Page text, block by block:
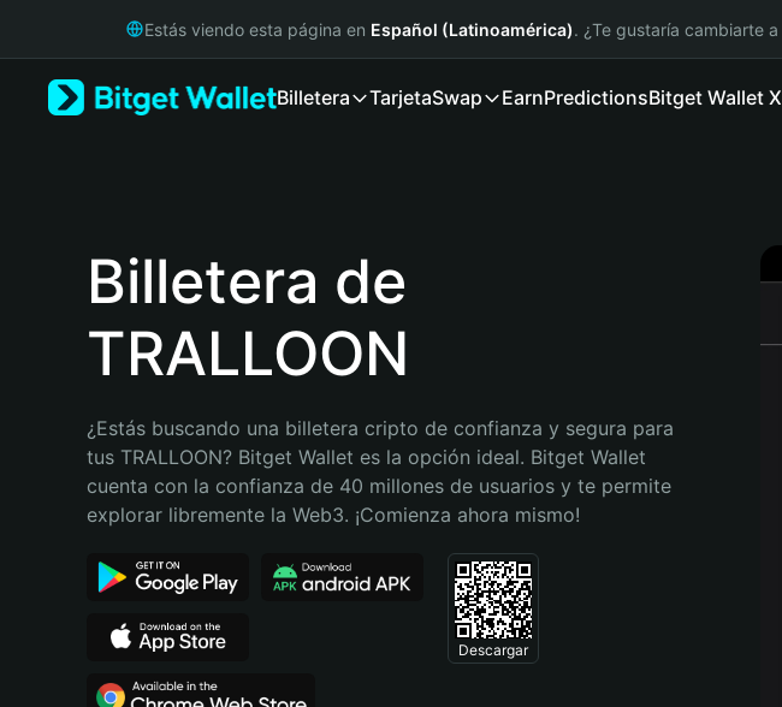
Русский
Português (Portugal)
Bahasa Indonesia
Português (Brasil)
Español (Argentina)
Estás viendo esta página en Español (Latinoamérica). ¿Te gustaría cambiarte a
Billetera TarjetaSwap EarnPredictionsBitget Wallet X
Billetera de
TRALLOON
¿Estás buscando una billetera cripto de confianza y segura para
tus TRALLOON? Bitget Wallet es la opción ideal. Bitget Wallet
cuenta con la confianza de 40 millones de usuarios y te permite
explorar libremente la Web3. ¡Comienza ahora mismo!
Descargar